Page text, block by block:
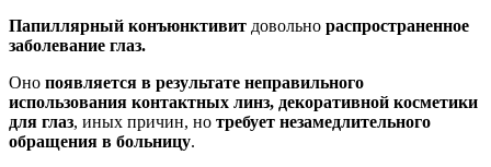
Папиллярный конъюнктивит довольно распространенное
заболевание глаз.
Оно появляется в результате неправильного
использования контактных линз, декоративной косметики
для глаз, иных причин, но требует незамедлительного
обращения в больницу.